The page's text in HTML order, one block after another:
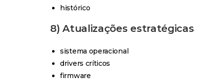
histórico
8) Atualizações estratégicas
sistema operacional
drivers críticos
firmware